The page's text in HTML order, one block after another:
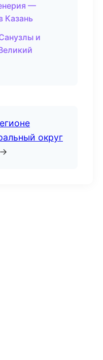
—
Казань
и
округ
→